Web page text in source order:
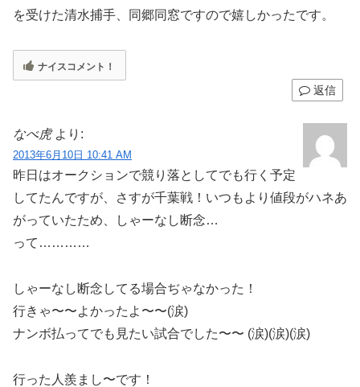
を受けた清水捕手、同郷同窓ですので嬉しかったです。
ナイスコメント！
返信
なべ虎 より:
2013年6月10日 10:41 AM
昨日はオークションで競り落としてでも行く予定
してたんですが、さすが千葉戦！いつもより値段がハネあ
がっていたため、しゃーなし断念…
って…………
しゃーなし断念してる場合ぢゃなかった！
行きゃ〜〜よかったよ〜〜(涙)
ナンボ払ってでも見たい試合でした〜〜 (涙)(涙)(涙)
行った人羨まし〜です！